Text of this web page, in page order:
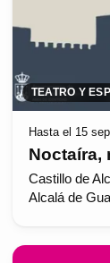
TEATRO Y
Hasta el 15
Noctaíra,
Castillo de
Alcalá de